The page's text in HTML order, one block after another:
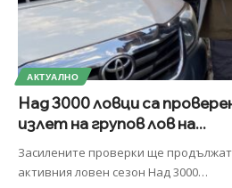
АКТУАЛНО
Над 3000 ловци са
излет на групов лов на...
Засилените проверки ще
активния ловен сезон Над 3000…